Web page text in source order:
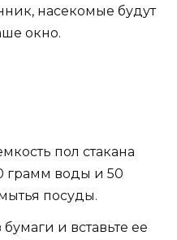
насекомые будут
окно.
пол стакана
грамм воды и 50
посуды.
и вставьте ее